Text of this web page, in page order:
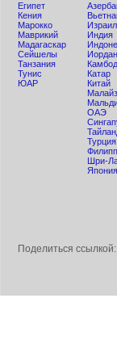
Египет
Кения
Мaрокко
Маврикий
Мадагаскар
Сейшелы
Танзания
Тунис
ЮАР
Индия
Катар
Китай
ОАЭ
Турция
Шри-
Япония
Поделиться ccылкой: